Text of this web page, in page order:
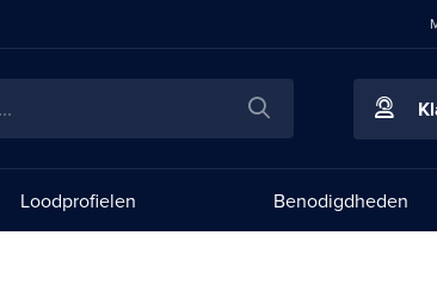
Loodprofielen Benodigdheden